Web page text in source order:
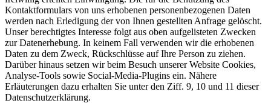
Kontaktformulars von uns erhobenen personenbezogenen Daten
werden nach Erledigung der von Ihnen gestellten Anfrage gelöscht.
Unser berechtigtes Interesse folgt aus oben aufgelisteten Zwecken
zur Datenerhebung. In keinem Fall verwenden wir die erhobenen
Daten zu dem Zweck, Rückschlüsse auf Ihre Person zu ziehen.
Darüber hinaus setzen wir beim Besuch unserer Website Cookies,
Analyse‑Tools sowie Social‑Media‑Plugins ein. Nähere
Erläuterungen dazu erhalten Sie unter den Ziff. 9, 10 und 11 dieser
Datenschutzerklärung.